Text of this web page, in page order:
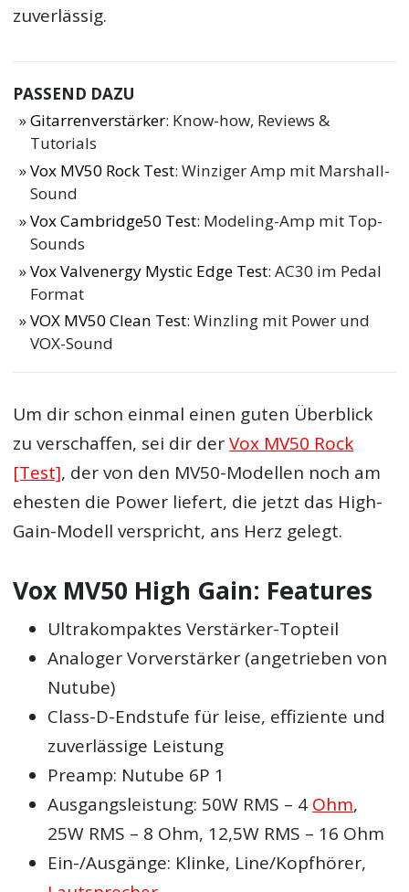
zuverlässig.
PASSEND DAZU
Gitarrenverstärker: Know-how, Reviews &
Tutorials
Vox MV50 Rock Test: Winziger Amp mit Marshall-
Sound
Vox Cambridge50 Test: Modeling-Amp mit Top-
Sounds
Vox Valvenergy Mystic Edge Test: AC30 im Pedal
Format
VOX MV50 Clean Test: Winzling mit Power und
VOX-Sound
Um dir schon einmal einen guten Überblick
zu verschaffen, sei dir derVox MV50 Rock
[Test], der von den MV50-Modellen noch am
ehesten die Power liefert, die jetzt das High-
Gain-Modell verspricht, ans Herz gelegt.
Vox MV50 High Gain: Features
Ultrakompaktes Verstärker-Topteil
Analoger Vorverstärker (angetrieben von
Nutube)
Class-D-Endstufe für leise, effiziente und
zuverlässige Leistung
Preamp: Nutube 6P 1
Ausgangsleistung: 50W RMS – 4 Ohm,
25W RMS – 8 Ohm, 12,5W RMS – 16 Ohm
Ein-/Ausgänge: Klinke, Line/Kopfhörer,